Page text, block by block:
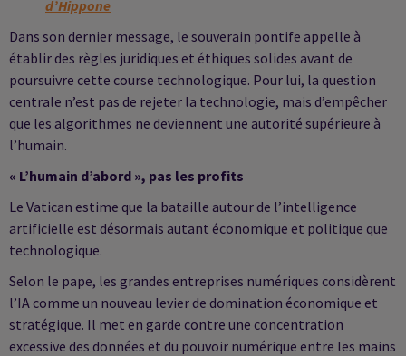
d’Hippone
Dans son dernier message, le souverain pontife appelle à
établir des règles juridiques et éthiques solides avant de
poursuivre cette course technologique. Pour lui, la question
centrale n’est pas de rejeter la technologie, mais d’empêcher
que les algorithmes ne deviennent une autorité supérieure à
l’humain.
« L’humain d’abord », pas les profits
Le Vatican estime que la bataille autour de l’intelligence
artificielle est désormais autant économique et politique que
technologique.
Selon le pape, les grandes entreprises numériques considèrent
l’IA comme un nouveau levier de domination économique et
stratégique. Il met en garde contre une concentration
excessive des données et du pouvoir numérique entre les mains